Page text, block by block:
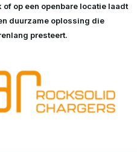
of op een openbare locatie laadt
duurzame oplossing die
presteert.